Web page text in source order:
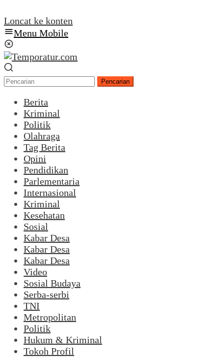
Loncat ke konten
Menu Mobile
Pencarian
Berita
Kriminal
Politik
Olahraga
Tag Berita
Opini
Pendidikan
Parlementaria
Internasional
Kriminal
Kesehatan
Sosial
Kabar Desa
Kabar Desa
Kabar Desa
Video
Sosial Budaya
Serba-serbi
TNI
Metropolitan
Politik
Hukum & Kriminal
Tokoh Profil